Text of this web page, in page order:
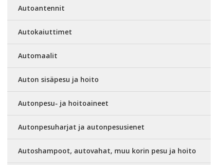
Autoantennit
Autokaiuttimet
Automaalit
Auton sisäpesu ja hoito
Autonpesu- ja hoitoaineet
Autonpesuharjat ja autonpesusienet
Autoshampoot, autovahat, muu korin pesu ja hoito